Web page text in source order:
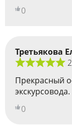
0
Третьякова
Прекрасный
экскурсовода.
0